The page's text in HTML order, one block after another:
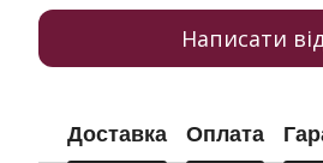
Написати
Доставка Оплата